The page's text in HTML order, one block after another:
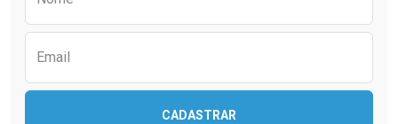
Email
CADASTRAR